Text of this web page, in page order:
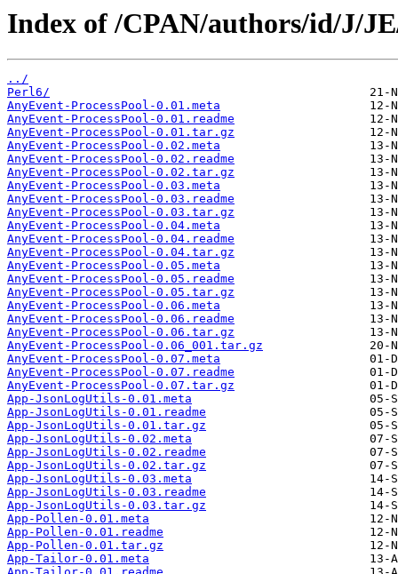
Index of /CPAN/authors/id/J/
../
Perl6/
AnyEvent-ProcessPool-0.01.meta
AnyEvent-ProcessPool-0.01.readme
AnyEvent-ProcessPool-0.01.tar.gz
AnyEvent-ProcessPool-0.02.meta
AnyEvent-ProcessPool-0.02.readme
AnyEvent-ProcessPool-0.02.tar.gz
AnyEvent-ProcessPool-0.03.meta
AnyEvent-ProcessPool-0.03.readme
AnyEvent-ProcessPool-0.03.tar.gz
AnyEvent-ProcessPool-0.04.meta
AnyEvent-ProcessPool-0.04.readme
AnyEvent-ProcessPool-0.04.tar.gz
AnyEvent-ProcessPool-0.05.meta
AnyEvent-ProcessPool-0.05.readme
AnyEvent-ProcessPool-0.05.tar.gz
AnyEvent-ProcessPool-0.06.meta
AnyEvent-ProcessPool-0.06.readme
AnyEvent-ProcessPool-0.06.tar.gz
AnyEvent-ProcessPool-0.06_001.tar.gz
AnyEvent-ProcessPool-0.07.meta
AnyEvent-ProcessPool-0.07.readme
AnyEvent-ProcessPool-0.07.tar.gz
App-JsonLogUtils-0.01.meta
App-JsonLogUtils-0.01.readme
App-JsonLogUtils-0.01.tar.gz
App-JsonLogUtils-0.02.meta
App-JsonLogUtils-0.02.readme
App-JsonLogUtils-0.02.tar.gz
App-JsonLogUtils-0.03.meta
App-JsonLogUtils-0.03.readme
App-JsonLogUtils-0.03.tar.gz
App-Pollen-0.01.meta
App-Pollen-0.01.readme
App-Pollen-0.01.tar.gz
App-Tailor-0.01.meta